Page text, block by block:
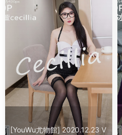
[YouWu尤物館] 2020.12.23 V